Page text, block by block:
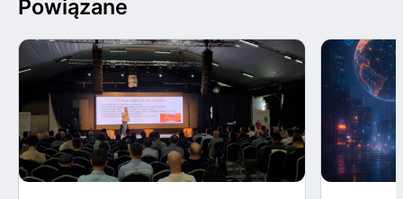
Powiązane